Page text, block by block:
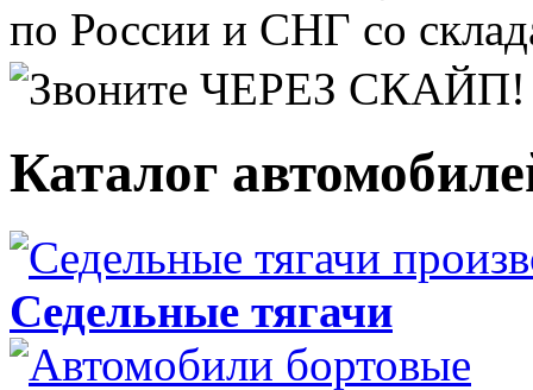
по России и СНГ со
Каталог
Седельные тягачи